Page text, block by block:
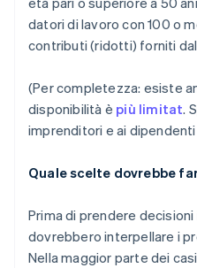
datori di lavoro con 100 o
contributi (ridotti) forniti
(Per completezza: esiste
disponibilità è più limitat.
imprenditori e ai
Quale scelte dovrebbe
Prima di prendere
dovrebbero interpellare i
Nella maggior parte dei